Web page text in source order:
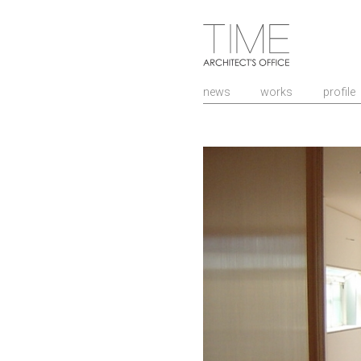
山口県/建築設
news works profile